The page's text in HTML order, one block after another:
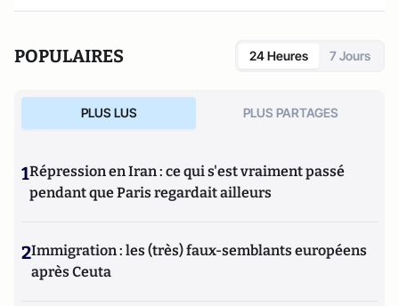
POPULAIRES 24 Heures 7 Jours
PLUS LUS PLUS PARTAGES
1Répression en Iran : ce qui s'est vraiment passé
pendant que Paris regardait ailleurs
2Immigration : les (très) faux-semblants européens
après Ceuta